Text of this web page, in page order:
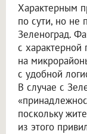
Характерным
по сути, но не
Зеленоград.
с
на
с удобной
В случае с
поскольку
из этого